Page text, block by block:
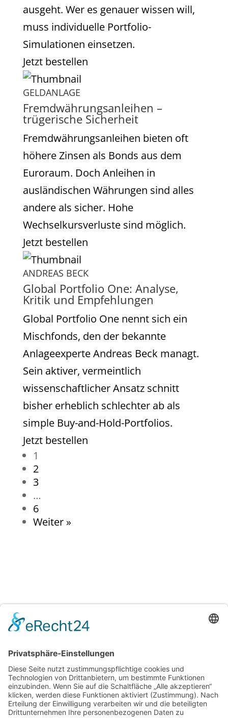
ausgeht. Wer es genauer wissen will,
muss individuelle Portfolio-
Simulationen einsetzen.
Jetzt bestellen
GELDANLAGE
Fremdwährungsanleihen –
trügerische Sicherheit
Fremdwährungsanleihen bieten oft
höhere Zinsen als Bonds aus dem
Euroraum. Doch Anleihen in
ausländischen Währungen sind alles
andere als sicher. Hohe
Wechselkursverluste sind möglich.
Jetzt bestellen
ANDREAS BECK
Global Portfolio One: Analyse,
Kritik und Empfehlungen
Global Portfolio One nennt sich ein
Mischfonds, den der bekannte
Anlageexperte Andreas Beck managt.
Sein aktiver, vermeintlich
wissenschaftlicher Ansatz schnitt
bisher erheblich schlechter ab als
simple Buy-and-Hold-Portfolios.
Jetzt bestellen
1
2
3
…
6
Weiter »
Die Neumann Honorarberatung ist ein
unabhängiges Beratungsunternehmen
für Geldanleger
Naunynstraße 80